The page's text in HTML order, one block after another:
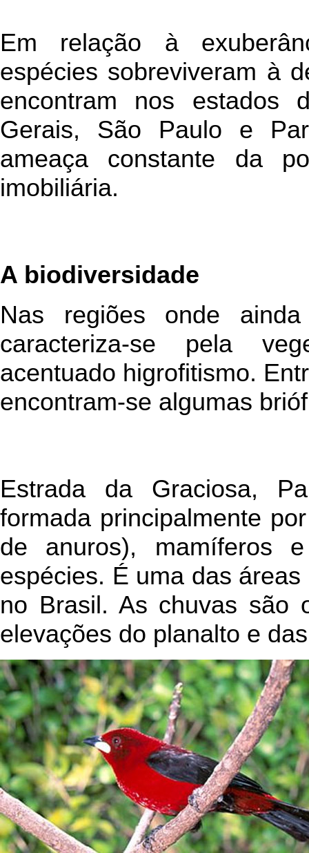
Em relação à
espécies sobreviveram à
encontram nos estados
Gerais, São Paulo e
ameaça constante da
imobiliária.
A biodiversidade
Nas regiões onde
caracteriza-se pela
acentuado higrofitismo.
encontram-se algumas
Estrada da Graciosa,
formada principalmente
de anuros), mamíferos
espécies. É uma das
no Brasil. As chuvas são
elevações do planalto e